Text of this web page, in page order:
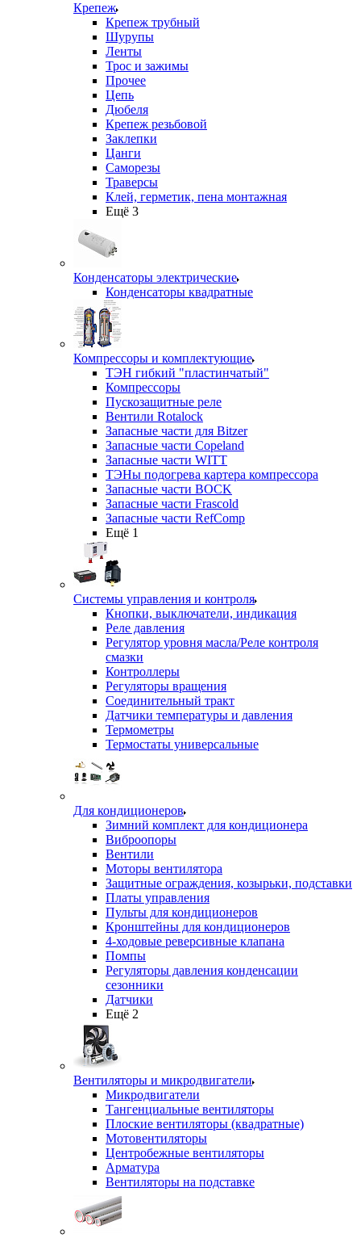
Крепеж
Крепеж трубный
Шурупы
Ленты
Трос и зажимы
Прочее
Цепь
Дюбеля
Крепеж резьбовой
Заклепки
Цанги
Саморезы
Траверсы
Клей, герметик, пена монтажная
Ещё 3
Конденсаторы электрические
Конденсаторы квадратные
Компрессоры и комплектующие
ТЭН гибкий "пластинчатый"
Компрессоры
Пускозащитные реле
Вентили Rotalock
Запасные части для Bitzer
Запасные части Copeland
Запасные части WITT
ТЭНы подогрева картера компрессора
Запасные части BOCK
Запасные части Frascold
Запасные части RefComp
Ещё 1
Системы управления и контроля
Кнопки, выключатели, индикация
Реле давления
Регулятор уровня масла/Реле контроля
смазки
Контроллеры
Регуляторы вращения
Соединительный тракт
Датчики температуры и давления
Термометры
Термостаты универсальные
Для кондиционеров
Зимний комплект для кондиционера
Виброопоры
Вентили
Моторы вентилятора
Защитные ограждения, козырьки, подставки
Платы управления
Пульты для кондиционеров
Кронштейны для кондиционеров
4-ходовые реверсивные клапана
Помпы
Регуляторы давления конденсации
сезонники
Датчики
Ещё 2
Вентиляторы и микродвигатели
Микродвигатели
Тангенциальные вентиляторы
Плоские вентиляторы (квадратные)
Мотовентиляторы
Центробежные вентиляторы
Арматура
Вентиляторы на подставке